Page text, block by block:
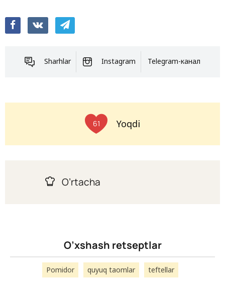
Sharhlar Instagram Telegram-канал
61 Yoqdi
O’rtacha
O’xshash retseptlar
Pomidor quyuq taomlar teftellar